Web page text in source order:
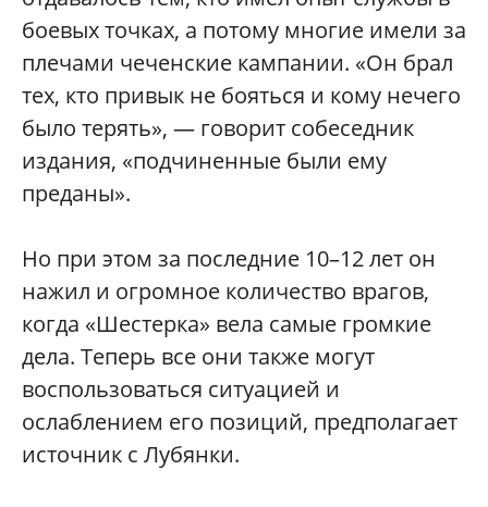
боевых точках, а потому многие имели за
плечами чеченские кампании. «Он брал
тех, кто привык не бояться и кому нечего
было терять», — говорит собеседник
издания, «подчиненные были ему
преданы».
Но при этом за последние 10–12 лет он
нажил и огромное количество врагов,
когда «Шестерка» вела самые громкие
дела. Теперь все они также могут
воспользоваться ситуацией и
ослаблением его позиций, предполагает
источник с Лубянки.